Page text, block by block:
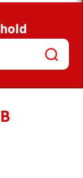
NYHEDER
OG